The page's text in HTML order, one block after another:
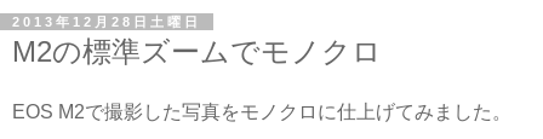
2013年12月28日土曜日
M2の標準ズームでモノクロ
EOS M2で撮影した写真をモノクロに仕上げてみました。